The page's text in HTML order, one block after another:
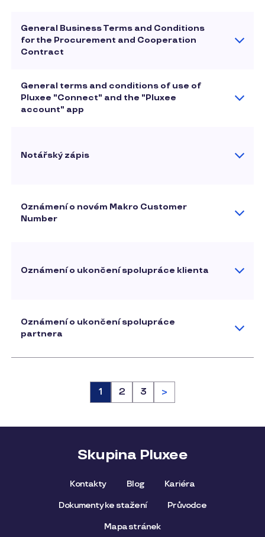
General Business Terms and Conditions
for the Procurement and Cooperation
Contract
General terms and conditions of use of
Pluxee "Connect" and the "Pluxee
account" app
Notářský zápis
Oznámení o novém Makro Customer
Number
Oznámení o ukončení spolupráce klienta
Oznámení o ukončení spolupráce
partnera
Stránka
1 Stránka
2 Stránka
3 >
Skupina Pluxee
Kontakty Blog Kariéra
Dokumenty ke stažení Průvodce
Mapa stránek